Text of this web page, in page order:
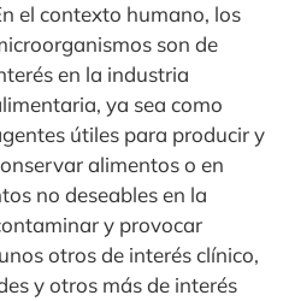
el contexto humano, los
son de
en la industria
ya sea como
útiles para producir y
alimentos o en
no deseables en la
y provocar
otros de interés clínico,
y otros más de interés